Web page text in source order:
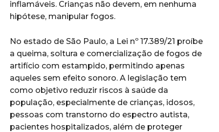
inflamáveis. Crianças não devem, em nenhuma
hipótese, manipular fogos.
No estado de São Paulo, a Lei nº 17.389/21 proíbe
a queima, soltura e comercialização de fogos de
artifício com estampido, permitindo apenas
aqueles sem efeito sonoro. A legislação tem
como objetivo reduzir riscos à saúde da
população, especialmente de crianças, idosos,
pessoas com transtorno do espectro autista,
pacientes hospitalizados, além de proteger